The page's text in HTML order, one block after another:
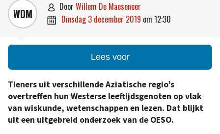
WDM  door Willem De Maeseneer
 dinsdag 3 december 2019 om 12:30
Lees voor
Tieners uit verschillende Aziatische regio’s
overtreffen hun Westerse leeftijdsgenoten op vlak
van wiskunde, wetenschappen en lezen. Dat blijkt
uit een uitgebreid onderzoek van de OESO.